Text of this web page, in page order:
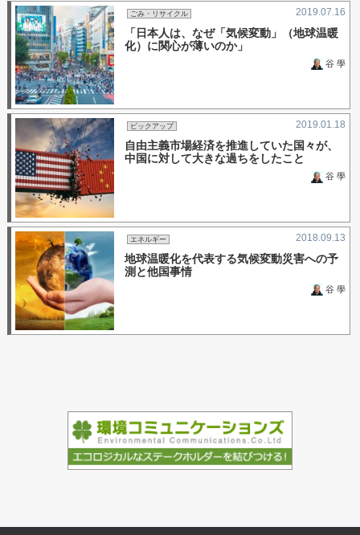
ごみ・リサイクル 2019.07.16
「日本人は、なぜ「気候変動」（地球温暖
化）に関心が薄いのか」
谷 學
ピックアップ 2019.01.18
自由主義市場経済を推進していた国々が、
中国に対して大きな過ちをしたこと
谷 學
エネルギー 2018.09.13
地球温暖化を代表する気候変動災害への予
測と他国事情
谷 學